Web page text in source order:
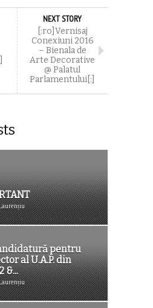
NEXT STORY
[:ro]Vernisaj
Conexiuni 2016
– Bienala de
Arte Decorative
@ Palatul
Parlamentului[:]
pentru
al U.A.P. din
&...